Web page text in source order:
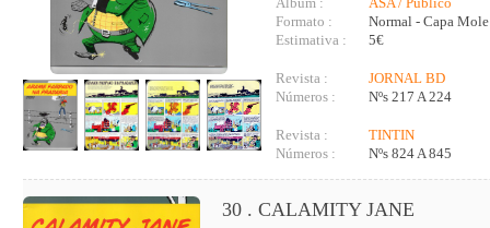
Formato :
Normal - Capa Mole
Estimativa :
5€
Revista :
JORNAL BD
Números :
Nºs 217 A 224
Revista :
TINTIN
Números :
Nºs 824 A 845
30 . CALAMITY JANE